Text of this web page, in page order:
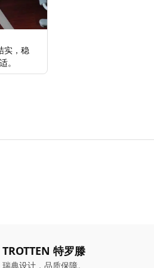
实，稳
。
TROTTEN 特罗滕
瑞典设计，品质保障。